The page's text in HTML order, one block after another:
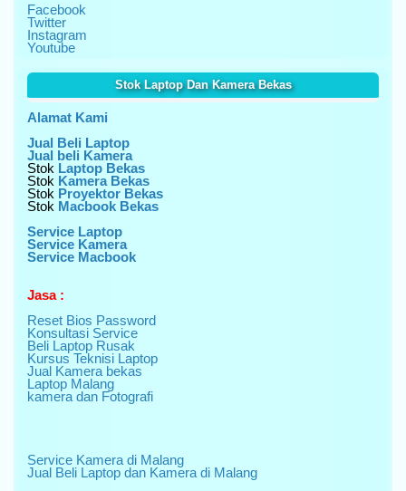
Facebook
Twitter
Instagram
Youtube
Stok Laptop Dan Kamera Bekas
Alamat Kami
Jual Beli Laptop
Jual beli Kamera
Stok Laptop Bekas
Stok Kamera Bekas
Stok Proyektor Bekas
Stok Macbook Bekas
Service Laptop
Service Kamera
Service Macbook
Jasa :
Reset Bios Password
Konsultasi Service
Beli Laptop Rusak
Kursus Teknisi Laptop
Jual Kamera bekas
Laptop Malang
kamera dan Fotografi
Service Kamera di Malang
Jual Beli Laptop dan Kamera di Malang